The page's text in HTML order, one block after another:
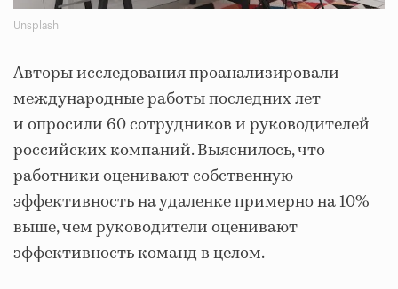
Unsplash
Авторы исследования проанализировали
международные работы последних лет
и опросили 60 сотрудников и руководителей
российских компаний. Выяснилось, что
работники оценивают собственную
эффективность на удаленке примерно на 10%
выше, чем руководители оценивают
эффективность команд в целом.